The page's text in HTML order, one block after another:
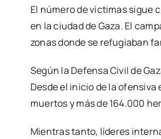
El número de víctimas sigue
en la ciudad de Gaza. El
zonas donde se refugiaban
Según la Defensa Civil de
Desde el inicio de la
muertos y más de 164.000
Mientras tanto, líderes